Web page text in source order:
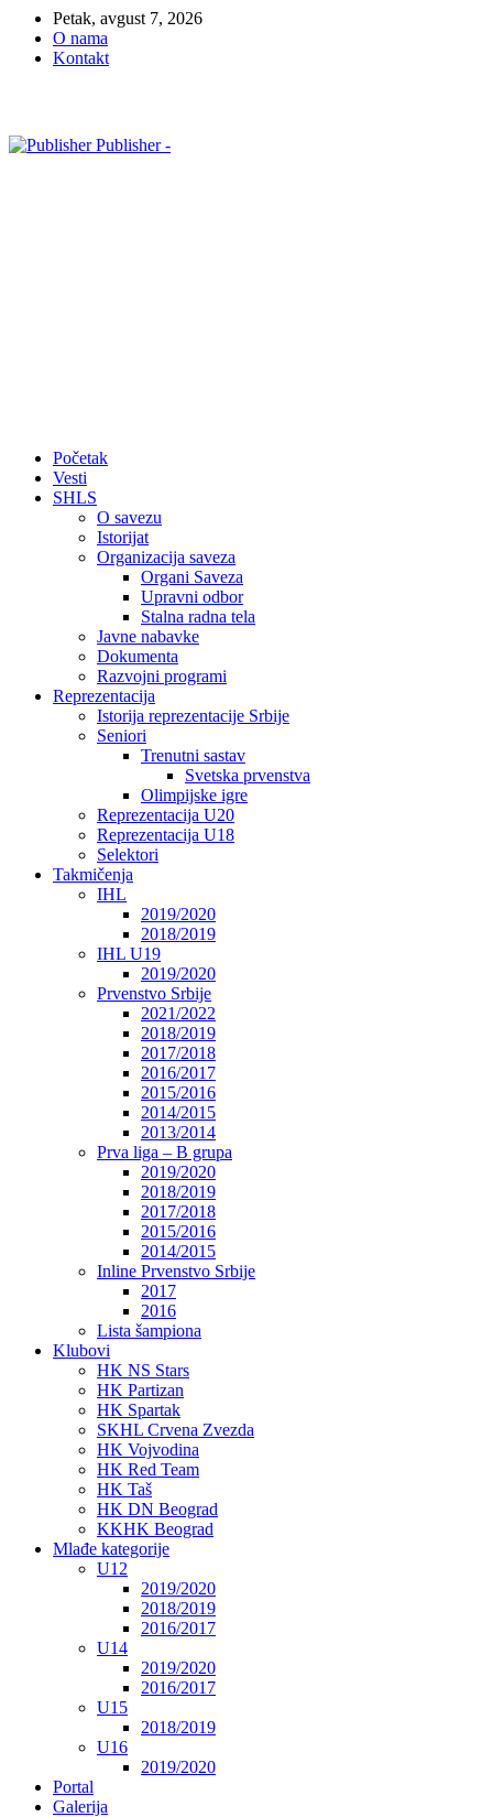
Petak, avgust 7, 2026
O nama
Kontakt
Publisher -
Početak
Vesti
SHLS
O savezu
Istorijat
Organizacija saveza
Organi Saveza
Upravni odbor
Stalna radna tela
Javne nabavke
Dokumenta
Razvojni programi
Reprezentacija
Istorija reprezentacije Srbije
Seniori
Trenutni sastav
Svetska prvenstva
Olimpijske igre
Reprezentacija U20
Reprezentacija U18
Selektori
Takmičenja
IHL
2019/2020
2018/2019
IHL U19
2019/2020
Prvenstvo Srbije
2021/2022
2018/2019
2017/2018
2016/2017
2015/2016
2014/2015
2013/2014
Prva liga – B grupa
2019/2020
2018/2019
2017/2018
2015/2016
2014/2015
Inline Prvenstvo Srbije
2017
2016
Lista šampiona
Klubovi
HK NS Stars
HK Partizan
HK Spartak
SKHL Crvena Zvezda
HK Vojvodina
HK Red Team
HK Taš
HK DN Beograd
KKHK Beograd
Mlađe kategorije
U12
2019/2020
2018/2019
2016/2017
U14
2019/2020
2016/2017
U15
2018/2019
U16
2019/2020
Portal
Galerija